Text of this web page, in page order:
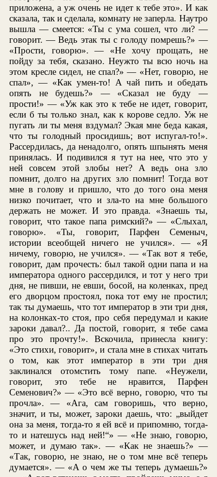
приложена, а уж очень не идет к тебе это». И как
сказала, так и сделала, комнату не заперла. Наутро
вышла — смеется: «Ты с ума сошел, что ли? —
говорит. — Ведь этак ты с голоду помрешь?» —
«Прости, говорю». — «Не хочу прощать, не
пойду за тебя, сказано. Неужто ты всю ночь на
этом кресле сидел, не спал?» — «Нет, говорю, не
спал», — «Как умен-то! А чай пить и обедать
опять не будешь?» — «Сказал не буду —
прости!» — «Уж как это к тебе не идет, говорит,
если б ты только знал, как к корове седло. Уж не
пугать ли ты меня вздумал? Экая мне беда какая,
что ты голодный просидишь; вот испугал-то!».
Рассердилась, да ненадолго, опять шпынять меня
принялась. И подивился я тут на нее, что это у
ней совсем этой злобы нет? А ведь она зло
помнит, долго на других зло помнит! Тогда вот
мне в голову и пришло, что до того она меня
низко почитает, что и зла-то на мне большого
держать не может. И это правда. «Знаешь ты,
говорит, что такое папа римский?» — «Слыхал,
говорю». «Ты, говорит, Парфен Семеныч,
истории всеобщей ничего не учился». — «Я
ничему, говорю, не учился». — «Так вот я тебе,
говорит, дам прочесть: был такой одни папа и на
императора одного рассердился, и тот у него три
дня, не пивши, не евши, босой, на коленках, пред
его дворцом простоял, пока тот ему не простил;
так ты думаешь, что тот император в эти три дня,
на колонках-то стоя, про себя передумал и какие
зароки давал?.. Да постой, говорит, я тебе сама
про это прочту!». Вскочила, принесла книгу:
«Это стихи, говорит», и стала мне в стихах читать
о том, как этот император в эти три дня
заклинался отомстить тому папе. «Неужели,
говорит, это тебе не нравится, Парфен
Семенович?» — «Это всё верно, говорю, что ты
прочла». — «Ага, сам говоришь, что верно,
значит, и ты, может, зароки даешь, что: „выйдет
она за меня, тогда-то я ей всё и припомню, тогда-
то и натешусь над ней!“» — «Не знаю, говорю,
может, и думаю так». — «Как не знаешь?» —
«Так, говорю, не знаю, не о том мне всё теперь
думается». — «А о чем же ты теперь думаешь?»